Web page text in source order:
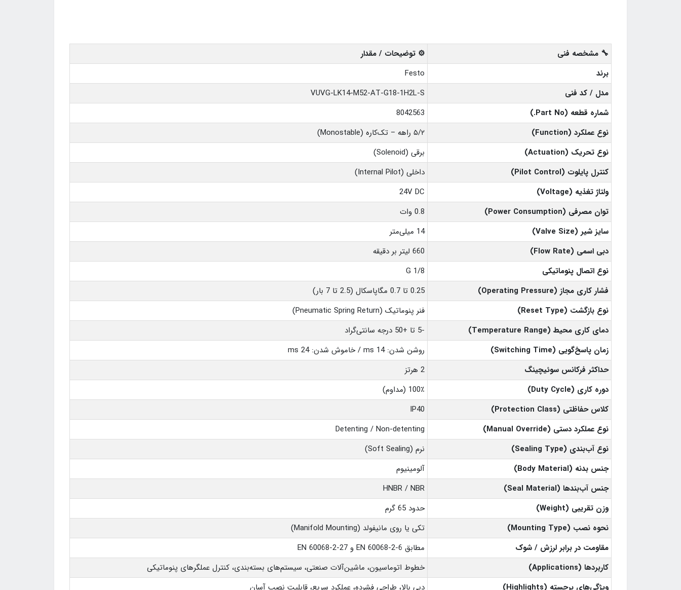
🔧 مشخصه فنی
⚙️ توضیحات / مقدار
برند
Festo
مدل / کد فنی
VUVG-LK14-M52-AT-G18-1H2L-S
شماره قطعه (Part No.)
8042563
نوع عملکرد (Function)
۵/۲ راهه – تک‌کاره (Monostable)
نوع تحریک (Actuation)
برقی (Solenoid)
کنترل پایلوت (Pilot Control)
داخلی (Internal Pilot)
ولتاژ تغذیه (Voltage)
24V DC
توان مصرفی (Power Consumption)
0.8 وات
سایز شیر (Valve Size)
14 میلی‌متر
دبی اسمی (Flow Rate)
660 لیتر بر دقیقه
نوع اتصال پنوماتیکی
G 1/8
فشار کاری مجاز (Operating Pressure)
0.25 تا 0.7 مگاپاسکال (2.5 تا 7 بار)
نوع بازگشت (Reset Type)
فنر پنوماتیک (Pneumatic Spring Return)
دمای کاری محیط (Temperature Range)
-5 تا +50 درجه سانتی‌گراد
زمان پاسخ‌گویی (Switching Time)
روشن شدن: 14 ms / خاموش شدن: 24 ms
حداکثر فرکانس سوئیچینگ
2 هرتز
دوره کاری (Duty Cycle)
100٪ (مداوم)
کلاس حفاظتی (Protection Class)
IP40
نوع عملکرد دستی (Manual Override)
Detenting / Non-detenting
نوع آب‌بندی (Sealing Type)
نرم (Soft Sealing)
جنس بدنه (Body Material)
آلومینیوم
جنس آب‌بندها (Seal Material)
HNBR / NBR
وزن تقریبی (Weight)
حدود 65 گرم
نحوه نصب (Mounting Type)
تکی یا روی مانیفولد (Manifold Mounting)
مقاومت در برابر لرزش / شوک
مطابق EN 60068-2-6 و EN 60068-2-27
کاربردها (Applications)
خطوط اتوماسیون، ماشین‌آلات صنعتی، سیستم‌های بسته‌بندی، کنترل عملگرهای پنوماتیکی